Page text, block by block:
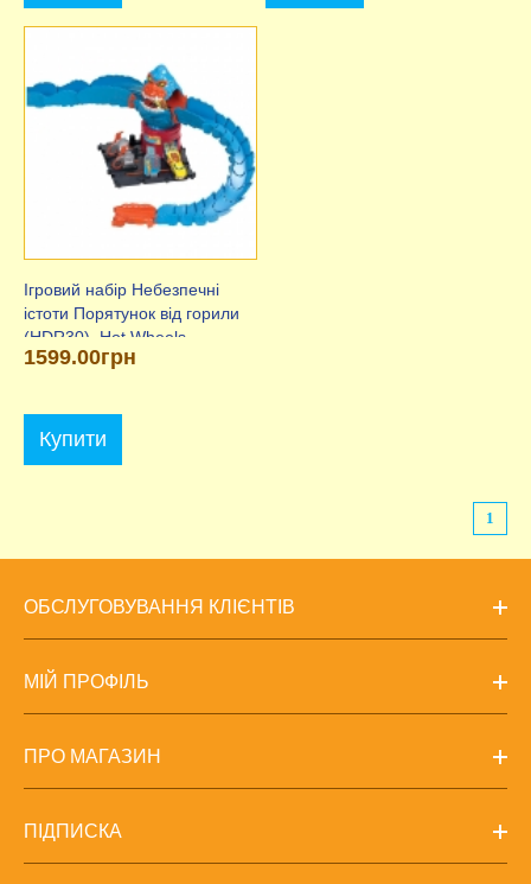
Ігровий набір Небезпечні
істоти Порятунок від горили
(HDR30), Hot Wheels
1599.00грн
Купити
1
ОБСЛУГОВУВАННЯ КЛІЄНТІВ
МІЙ ПРОФІЛЬ
ПРО МАГАЗИН
ПІДПИСКА